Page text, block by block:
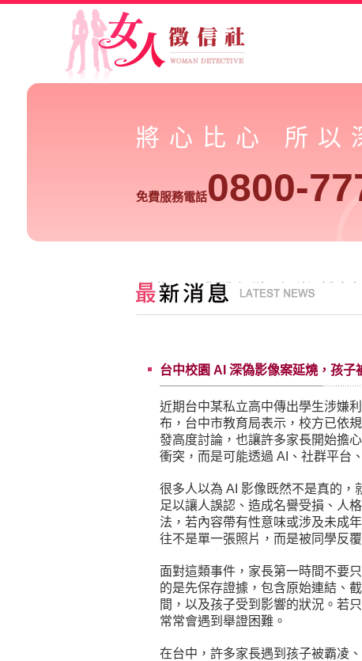
將心比心 所以
免費服務電話0800-
台中校園 AI 深偽影像案延燒，孩子被網路傷害時
台中校園 AI 深偽影像案延燒，孩子
近期台中某私立高中傳出學生涉嫌
布，台中市教育局表示，校方已依
發高度討論，也讓許多家長開始擔
衝突，而是可能透過 AI、社群平台
很多人以為 AI 影像既然不是真的，
足以讓人誤認、造成名譽受損、人
法，若內容帶有性意味或涉及未成
往不是單一張照片，而是被同學反
面對這類事件，家長第一時間不要
的是先保存證據，包含原始連結、
間，以及孩子受到影響的狀況。若
常常會遇到舉證困難。
在台中，許多家長遇到孩子被霸凌